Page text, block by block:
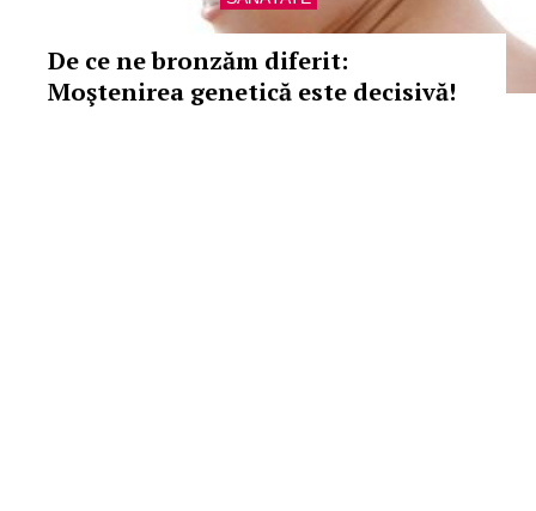
De ce ne bronzăm diferit:
Moştenirea genetică este decisivă!